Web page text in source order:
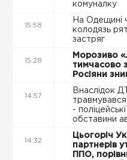
комуналку
15:58
На Одещині
колодязь
застряг
15:28
Морозиво
тимчасово
Росіяни
14:57
Внаслідок
-
обставини
14:32
Цьогоріч
партнерів
ППО,